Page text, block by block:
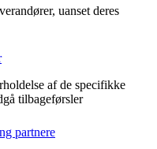
uanset deres
af de specifikke
tilbageførsler
partnere